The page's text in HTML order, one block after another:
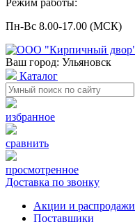
Режим работы:
Пн-Вс 8.00-17.00 (МСК)
Ваш город: Ульяновск
Каталог
избранное
сравнить
просмотренное
Доставка по звонку
Акции и распродажи
Поставщики